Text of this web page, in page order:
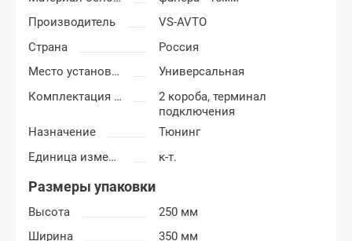
Производитель
VS-AVTO
Страна
Россия
Место установки короба
Универсальная
Комплектация короба
2 короба, терминал
подключения
Назначение
Тюнинг
Единица измерения
к-т.
Размеры упаковки
Высота
250 мм
Ширина
350 мм